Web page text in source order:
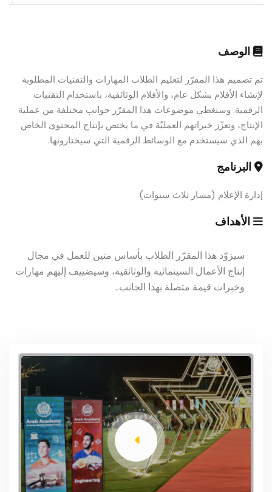
الوصف
تم تصميم هذا المقرّر لتعليم الطلاب المهارات والتقنيات المطلوبة
لإنشاء الأفلام بشكل عام، والأفلام الوثائقية، باستخدام التقنيات
الرقمية. وستغطي موضوعات هذا المقرّر جوانب مختلفة من عملية
الإنتاج، وتعزّز خبراتهم العمليّة في ما يختص بإنتاج المحتوى الخاص
بهم الذي سيستخدم مع الوسائط الرقمية التي سيختارونها.
البرنامج
إدارة الإعلام (مسار ثلاث سنوات)
الأهداف
سيزوّد هذا المقرّر الطلاب بأساس متين للعمل في مجال
إنتاج الأعمال السينمائية والوثائقية، وسيضييف إليهم مهارات
وخبرات قيمة متصلة بهذا الجانب..